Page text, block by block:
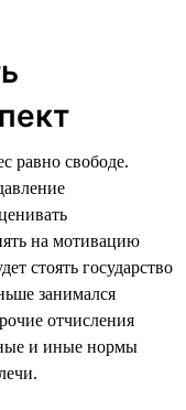
равно свободе.
на мотивацию
стоять государство
занимался
отчисления
и иные нормы